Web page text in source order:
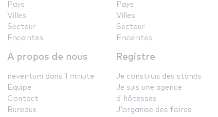
Pays
Villes
Secteur
Enceintes
Pays
Villes
Secteur
Enceintes
A propos de nous
neventum dans 1 minute
Équipe
Contact
Bureaux
Registre
Je construis des stands
Je suis une agence
d'hôtesses
J'organise des foires